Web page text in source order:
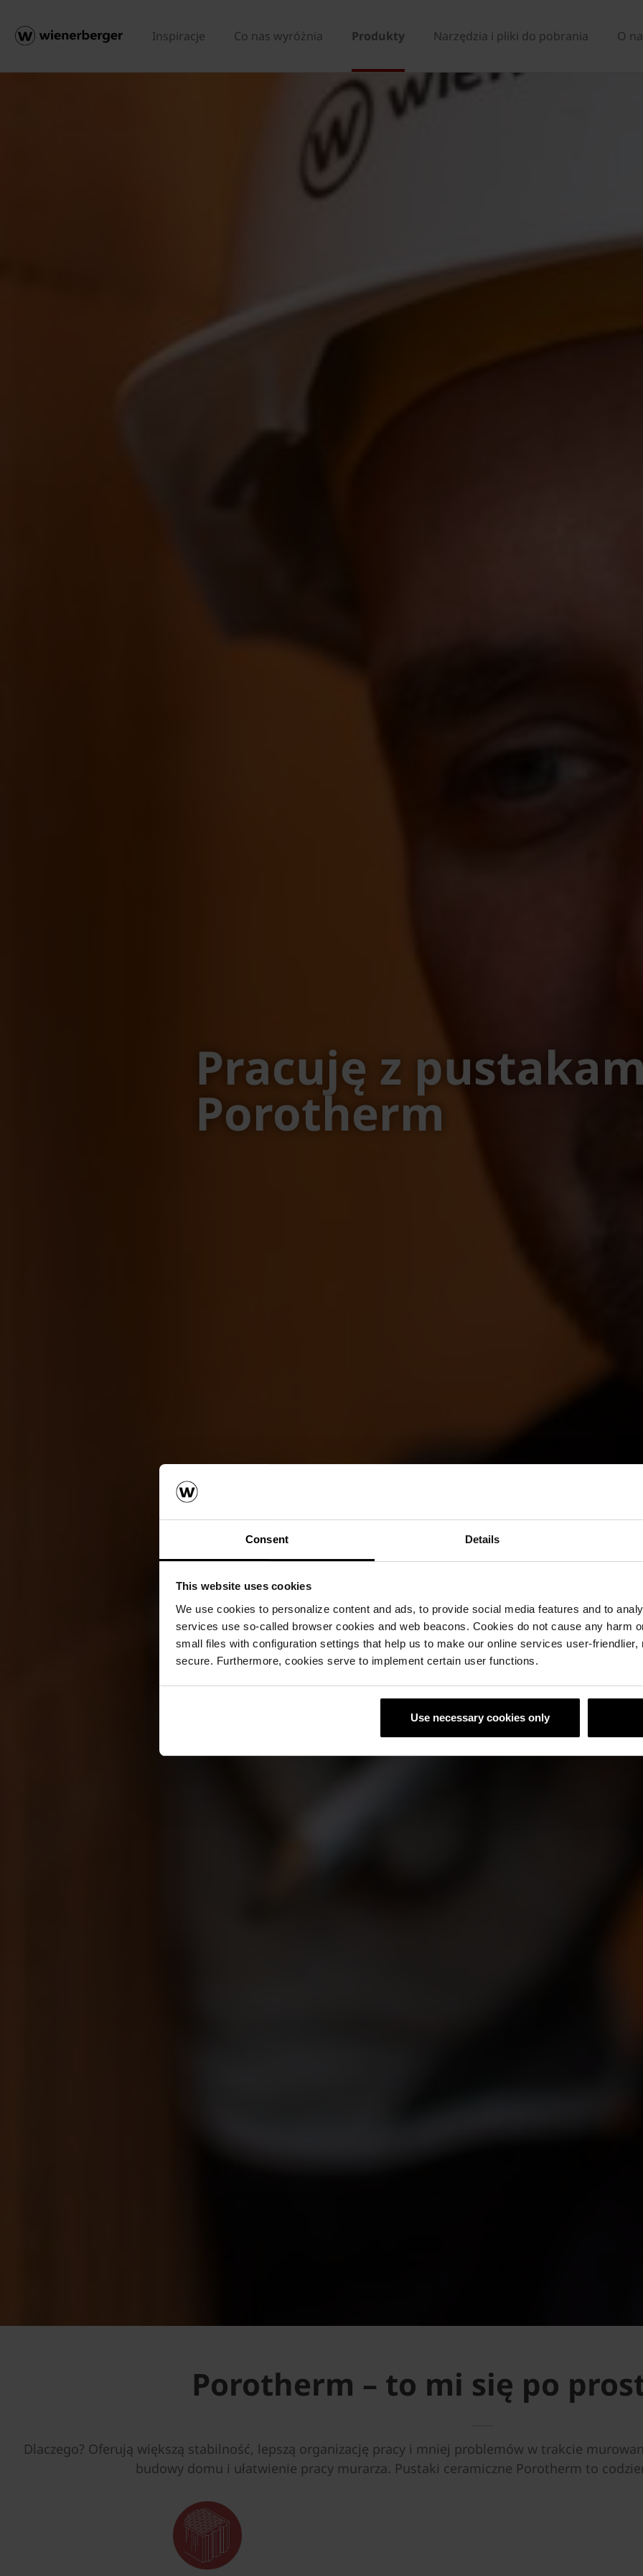
Consent Details
This website uses cookies
We use cookies to personalize content and ads, to provide social media features and to
services use so-called browser cookies and web beacons. Cookies do not cause any harm
small files with configuration settings that help us to make our online services user-friendlier,
secure. Furthermore, cookies serve to implement certain user functions.
Use necessary cookies only
Inspiracje Co nas wyróżnia Produkty Narzędzia i pliki do pobrania O
Pracuję z
Porotherm
Porotherm – to mi się po
Dlaczego? Oferują większą stabilność, lepszą organizację ​pracy i mniej problemów w trakcie
budowy domu i ułatwienie pracy murarza. Pustaki ceramiczne Porotherm to